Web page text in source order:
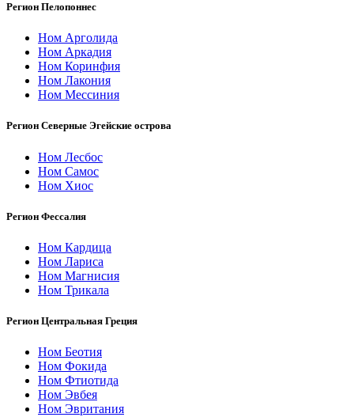
Регион Пелопоннес
Ном Арголида
Ном Аркадия
Ном Коринфия
Ном Лакония
Ном Мессиния
Регион Северные Эгейские острова
Ном Лесбос
Ном Самос
Ном Хиос
Регион Фессалия
Ном Кардица
Ном Лариса
Ном Магнисия
Ном Трикала
Регион Центральная Греция
Ном Беотия
Ном Фокида
Ном Фтиотида
Ном Эвбея
Ном Эвритания